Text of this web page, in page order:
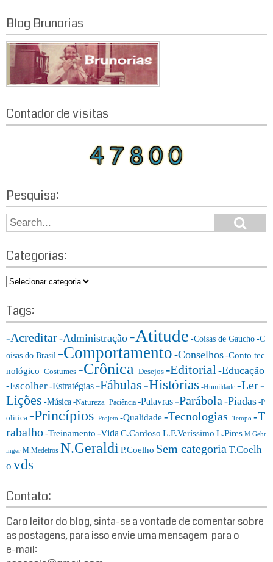
Blog Brunorias
Contador de visitas
Pesquisa:
S
e
r
c
h
o
e
h
Categorias:
C
t
e
r
i
a
s:
Tags:
-Acreditar-Administração -Atitude -Coisas de Gaucho -C
oisas do Brasil -Comportamento -Conselhos-Conto tec
nológico -Costumes -Crônica -Desejos -Editorial-Educação
-Escolher-Estratégias-Fábulas-Histórias -Humildade -Ler-
Lições -Música -Natureza -Paciência -Palavras-Parábola -Piadas -P
olitica -Princípios -Projeto -Qualidade -Tecnologias -Tempo -T
rabalho-Treinamento -VidaC.Cardoso L.F.Veríssimo L.Pires M.Gehr
inger M.Medeiros N.Geraldi P.Coelho Sem categoria T.Coelh
o vds
Contato:
Caro leitor do blog, sinta-se a vontade de comentar sobre
as postagens, para isso envie uma mensagem para o
e-mail: